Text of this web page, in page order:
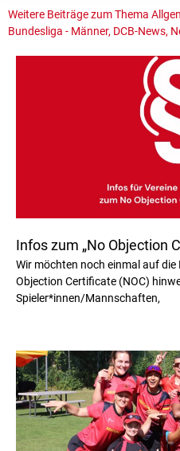
Weitere Beiträge zum Thema
Bundesliga - Männer, DCB-News,
Infos zum „No Objection
Wir möchten noch einmal auf
Objection Certificate (NOC)
Spieler*innen/Mannschaften,